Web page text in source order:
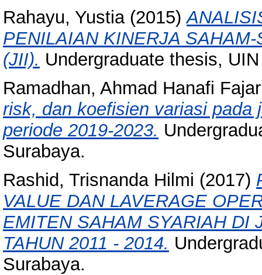
Rahayu, Yustia(2015)
PENILAIAN KINERJA
(JII). Undergraduate thesis,
Ramadhan, Ahmad Hanafi Fajar
risk, dan koefisien variasi pada
periode 2019-2023.
Surabaya.
Rashid, Trisnanda Hilmi (2017)
VALUE DAN LAVERAGE
EMITEN SAHAM SYARIAH DI
TAHUN 2011 - 2014.
Surabaya.